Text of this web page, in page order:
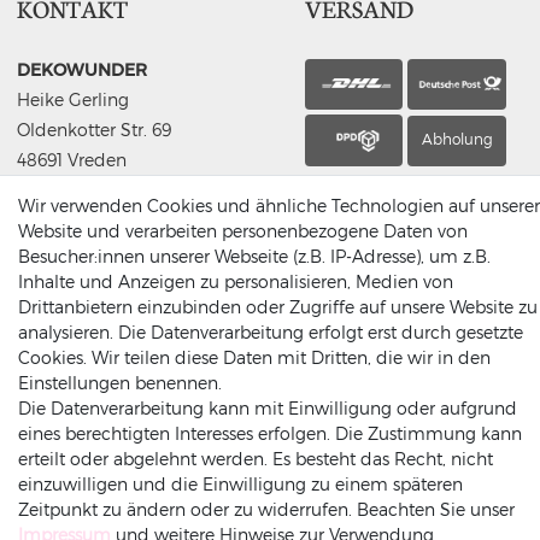
KONTAKT
DEKOWUNDER
Heike Gerling
Oldenkotter Str. 69
48691 Vreden
(0049) 2564 / 950 90 00
info@dekowunder.de
VERSAND
Abholung
ZAHLUNGSARTEN
Rechnung Amazonpay Vorkasse
INFORMATIONEN
Datenschutz
Versand
Impressum
AGB
Wir verwenden Cookies und ähnliche Technologien auf unserer
Website und verarbeiten personenbezogene Daten von
Besucher:innen unserer Webseite (z.B. IP-Adresse), um z.B.
Inhalte und Anzeigen zu personalisieren, Medien von
Drittanbietern einzubinden oder Zugriffe auf unsere Website zu
analysieren. Die Datenverarbeitung erfolgt erst durch gesetzte
Cookies. Wir teilen diese Daten mit Dritten, die wir in den
Einstellungen benennen.
Die Datenverarbeitung kann mit Einwilligung oder aufgrund
eines berechtigten Interesses erfolgen. Die Zustimmung kann
erteilt oder abgelehnt werden. Es besteht das Recht, nicht
einzuwilligen und die Einwilligung zu einem späteren
Zeitpunkt zu ändern oder zu widerrufen. Beachten Sie unser
Impressum und weitere Hinweise zur Verwendung